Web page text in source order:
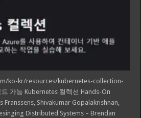
ko-kr/resources/kubernetes-collection-
가능 Kubernetes 컬렉션 Hands-On
Franssens, Shivakumar Gopalakrishnan,
Distributed Systems – Brendan